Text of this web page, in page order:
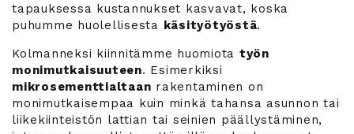
tapauksessa kustannukset kasvavat, koska
puhumme huolellisesta käsityötyöstä.
Kolmanneksi kiinnitämme huomiota työn
monimutkaisuuteen. Esimerkiksi
mikrosementtialtaan rakentaminen on
monimutkaisempaa kuin minkä tahansa asunnon tai
liikekiinteistön lattian tai seinien päällystäminen,